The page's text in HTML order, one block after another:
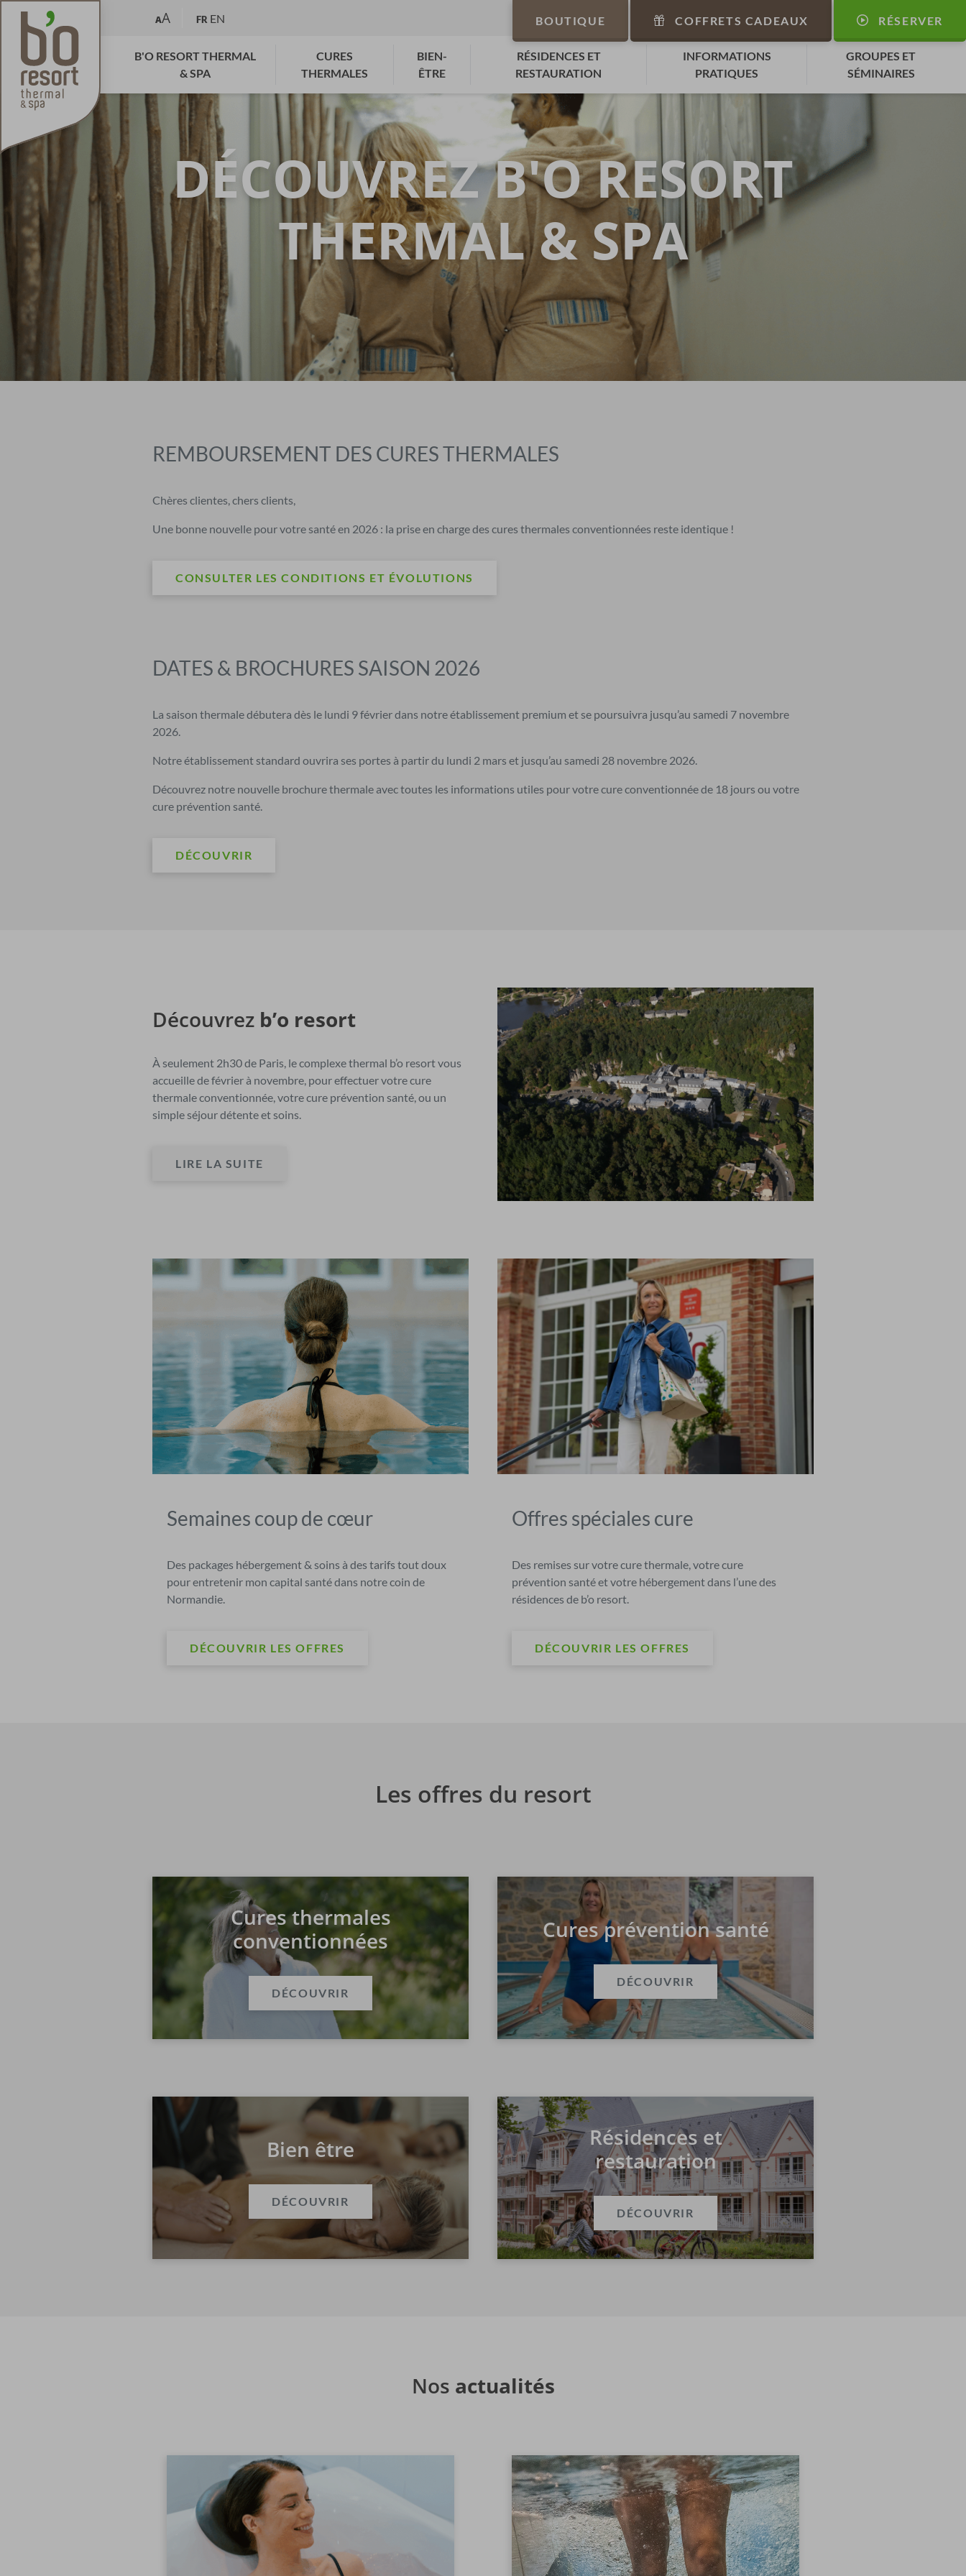
BOUTIQUE COFFRETS CADEAUX RÉSERVER
B'O RESORT THERMAL
& SPA
CURES
THERMALES
BIEN-
ÊTRE
RÉSIDENCES ET
RESTAURATION
INFORMATIONS
PRATIQUES
GROUPES ET
SÉMINAIRES
AA FR EN
DÉCOUVREZ B'O RESORT
THERMAL & SPA
REMBOURSEMENT DES CURES THERMALES
Chères clientes, chers clients,
Une bonne nouvelle pour votre santé en 2026 : la prise en charge des cures thermales conventionnées reste identique !
CONSULTER LES CONDITIONS ET ÉVOLUTIONS
DATES & BROCHURES SAISON 2026
La saison thermale débutera dès le lundi 9 février dans notre établissement premium et se poursuivra jusqu’au samedi 7 novembre
2026.
Notre établissement standard ouvrira ses portes à partir du lundi 2 mars et jusqu’au samedi 28 novembre 2026.
Découvrez notre nouvelle brochure thermale avec toutes les informations utiles pour votre cure conventionnée de 18 jours ou votre
cure prévention santé.
DÉCOUVRIR
Découvrez b’o resort
À seulement 2h30 de Paris, le complexe thermal b’o resort vous
accueille de février à novembre, pour effectuer votre cure
thermale conventionnée, votre cure prévention santé, ou un
simple séjour détente et soins.
LIRE LA SUITE
Semaines coup de cœur
Des packages hébergement & soins à des tarifs tout doux
pour entretenir mon capital santé dans notre coin de
Normandie.
DÉCOUVRIR LES OFFRES
Offres spéciales cure
Des remises sur votre cure thermale, votre cure
prévention santé et votre hébergement dans l’une des
résidences de b’o resort.
DÉCOUVRIR LES OFFRES
Les offres du resort
Cures thermales
conventionnées
DÉCOUVRIR
Cures prévention santé
DÉCOUVRIR
Bien être
DÉCOUVRIR
Résidences et
restauration
DÉCOUVRIR
Nos actualités